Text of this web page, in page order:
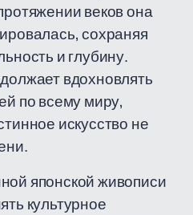
веков она
сохраняя
и глубину.
вдохновлять
по всему миру,
искусство не
японской живописи
культурное